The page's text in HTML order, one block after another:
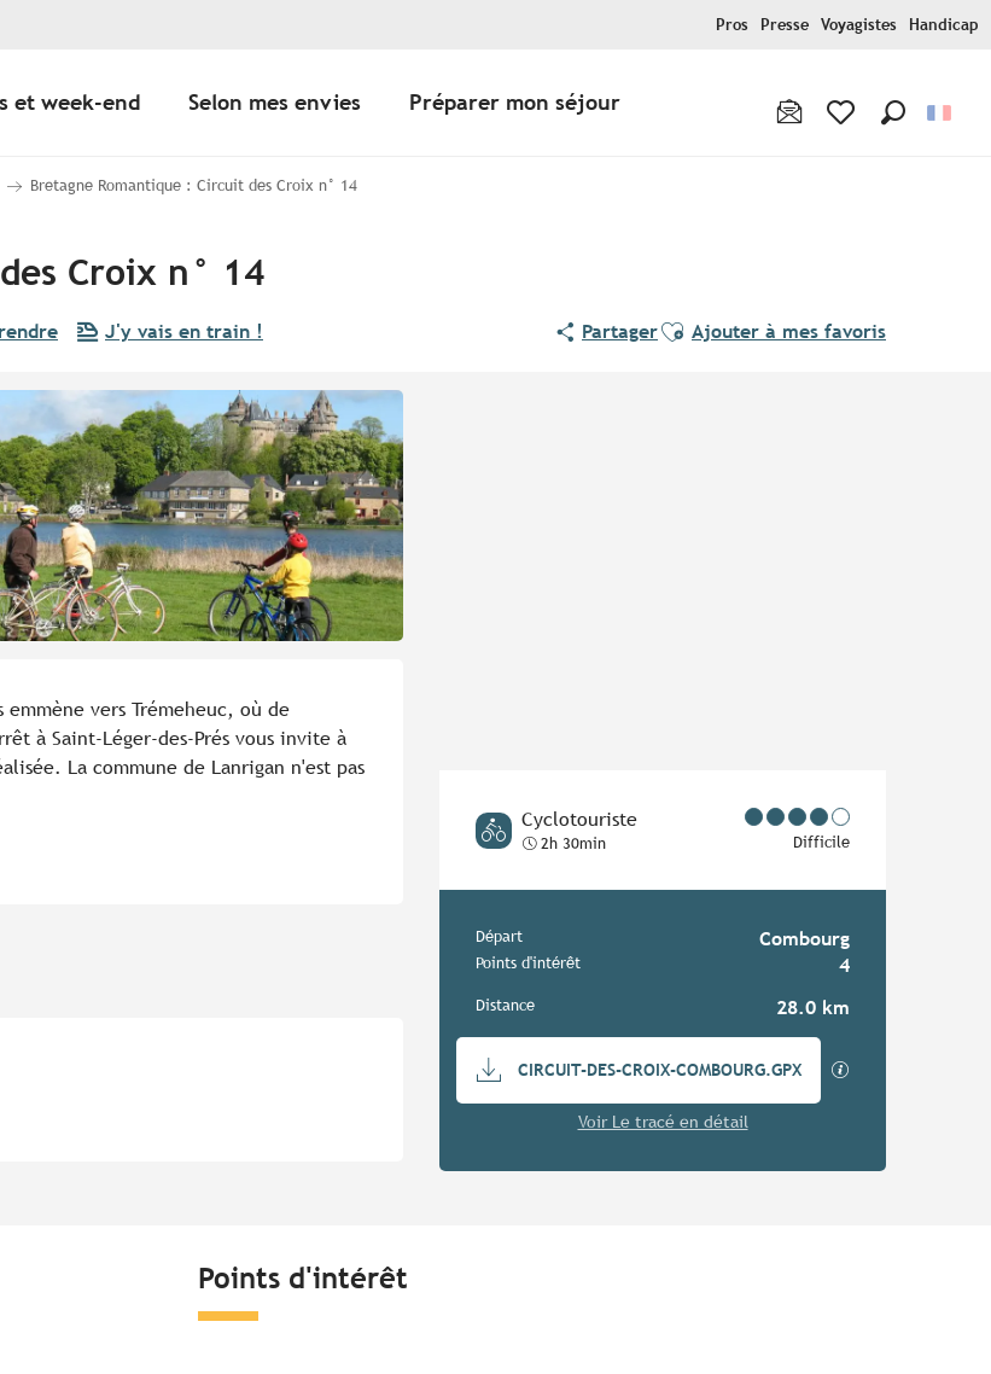
Pros Presse Voyagistes Handicap
et week-end Selon mes envies Préparer mon séjour
Bretagne Romantique : Circuit des Croix n° 14
Croix n° 14
J'y vais en train ! PartagerAjouter aux favoris
Ajouter à mes favoris
Cyclotouriste
2h 30min Difficile
Informations pratiques
Départ Combourg
Points d'intérêt 4
Distance 28.0 km
Documentation
CIRCUIT-DES-CROIX-COMBOURG.GPX
Voir Le tracé en détail
vers Trémeheuc, où de
à Saint-Léger-des-Prés vous invite à
La commune de Lanrigan n'est pas
Points d'intérêt